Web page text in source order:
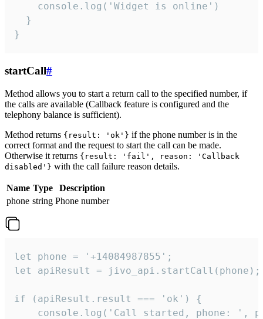
    console.log('Widget is online')
  }
}
startCall#
Method allows you to start a return call to the specified number, if
the calls are available (Callback feature is configured and the
telephony balance is sufficient).
Method returns {result: 'ok'} if the phone number is in the
correct format and the request to start the call can be made.
Otherwise it returns {result: 'fail', reason: 'Callback
disabled'} with the call failure reason details.
Name Type
Description
phone string Phone number
let phone = '+14084987855';
let apiResult = jivo_api.startCall(phone);
if (apiResult.result === 'ok') {
console.log('Call started, phone: ',